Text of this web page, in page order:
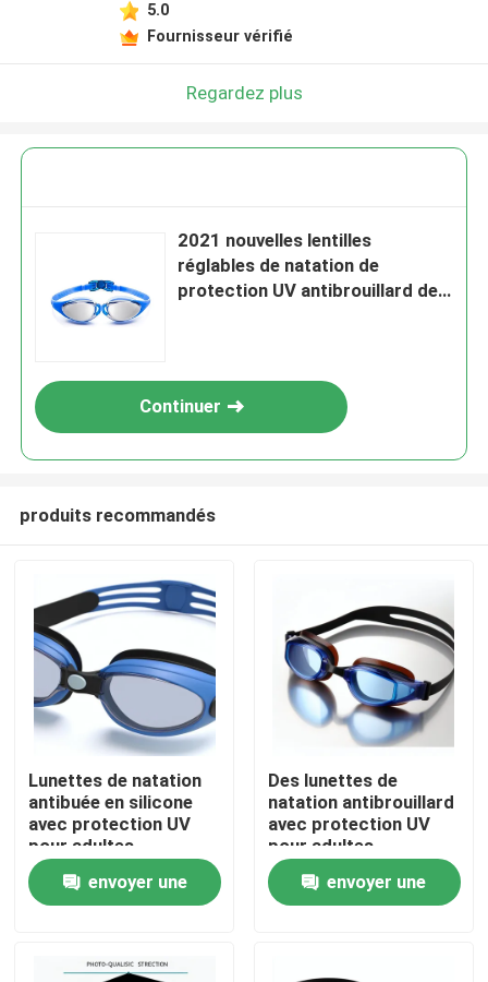
Maison
Des produits
Au sujet de nous
5.0
Fournisseur vérifié
Regardez plus
2021 nouvelles lentilles
réglables de natation de
protection UV antibrouillard de
Continuer
produits recommandés
Lunettes de natation
antibuée en silicone
avec protection UV
pour adultes
envoyer une
Des lunettes de
natation antibrouillard
avec protection UV
pour adultes
envoyer une